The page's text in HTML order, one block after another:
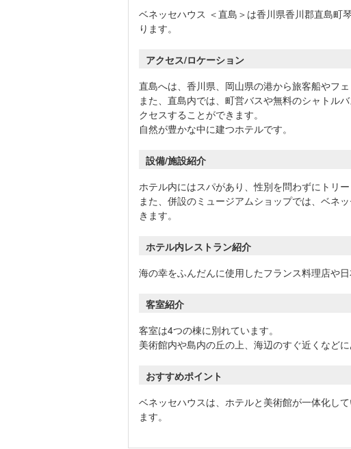
ベネッセハウス ＜直島＞は香川県香川郡直島町
ります。
アクセス/ロケーション
直島へは、香川県、岡山県の港から旅客船やフェ
また、直島内では、町営バスや無料のシャトル
クセスすることができます。
自然が豊かな中に建つホテルです。
設備/施設紹介
ホテル内にはスパがあり、性別を問わずにトリー
また、併設のミュージアムショップでは、ベネ
きます。
ホテル内レストラン紹介
海の幸をふんだんに使用したフランス料理店や
客室紹介
客室は4つの棟に別れています。
美術館内や島内の丘の上、海辺のすぐ近くなど
おすすめポイント
ベネッセハウスは、ホテルと美術館が一体化し
ます。